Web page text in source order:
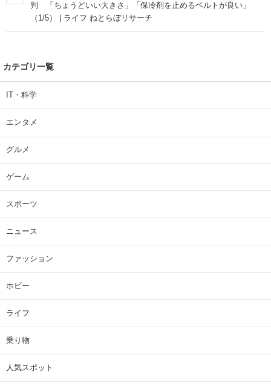
判 「ちょうどいい大きさ」「保冷剤を止めるベルトが良い」
（1/5） | ライフ ねとらぼリサーチ
カテゴリ一覧
IT・科学
エンタメ
グルメ
ゲーム
スポーツ
ニュース
ファッション
ホビー
ライフ
乗り物
人気スポット